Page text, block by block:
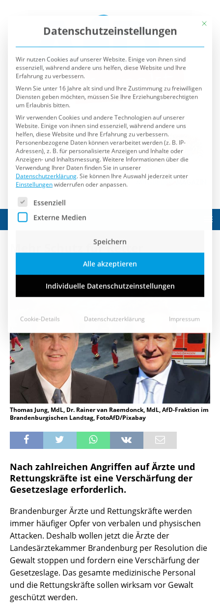
Mehr Schutz für Retter
18. April 2018
Thomas Jung, MdL, Dr. Rainer van Raemdonck, MdL, AfD-Fraktion im
Brandenburgischen Landtag, FotoAfD/Pixabay
Nach zahlreichen Angriffen auf Ärzte und
Rettungskräfte ist eine Verschärfung der
Gesetzeslage erforderlich.
Brandenburger Ärzte und Rettungskräfte werden
immer häufiger Opfer von verbalen und physischen
Attacken. Deshalb wollen jetzt die Ärzte der
Landesärztekammer Brandenburg per Resolution die
Gewalt stoppen und fordern eine Verschärfung der
Gesetzeslage. Das gesamte medizinische Personal
und die Rettungskräfte sollen wirksam vor Gewalt
geschützt werden.
Datenschutzeinstellungen
essenziell, während andere uns helfen, diese Website und Ihre
Erfahrung zu verbessern.
Wenn Sie unter 16 Jahre alt sind und Ihre Zustimmung zu freiwilligen
Diensten geben möchten, müssen Sie Ihre Erziehungsberechtigten
um Erlaubnis bitten.
Wir verwenden Cookies und andere Technologien auf unserer
Website. Einige von ihnen sind essenziell, während andere uns
helfen, diese Website und Ihre Erfahrung zu verbessern.
Personenbezogene Daten können verarbeitet werden (z. B. IP-
Adressen), z. B. für personalisierte Anzeigen und Inhalte oder
Anzeigen- und Inhaltsmessung.Weitere Informationen über die
Verwendung Ihrer Daten finden Sie in unserer
Datenschutzerklärung. Sie können Ihre Auswahl jederzeit unter
Einstellungenwiderrufen oder anpassen.